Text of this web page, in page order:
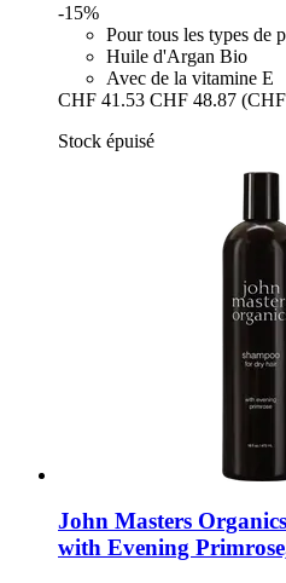
-15%
Pour tous les types de
Huile d'Argan Bio
Avec de la vitamine E
CHF 41.53 CHF 48.87
Stock épuisé
John Masters Organics
with Evening